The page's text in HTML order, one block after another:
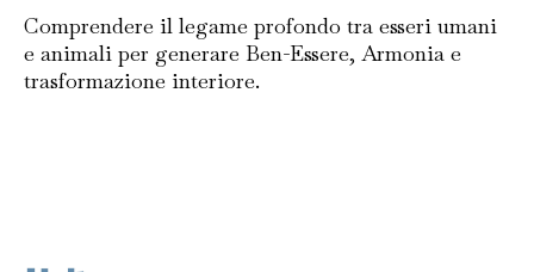
Comprendere il legame profondo tra esseri umani
e animali per generare Ben-Essere, Armonia e
trasformazione interiore.